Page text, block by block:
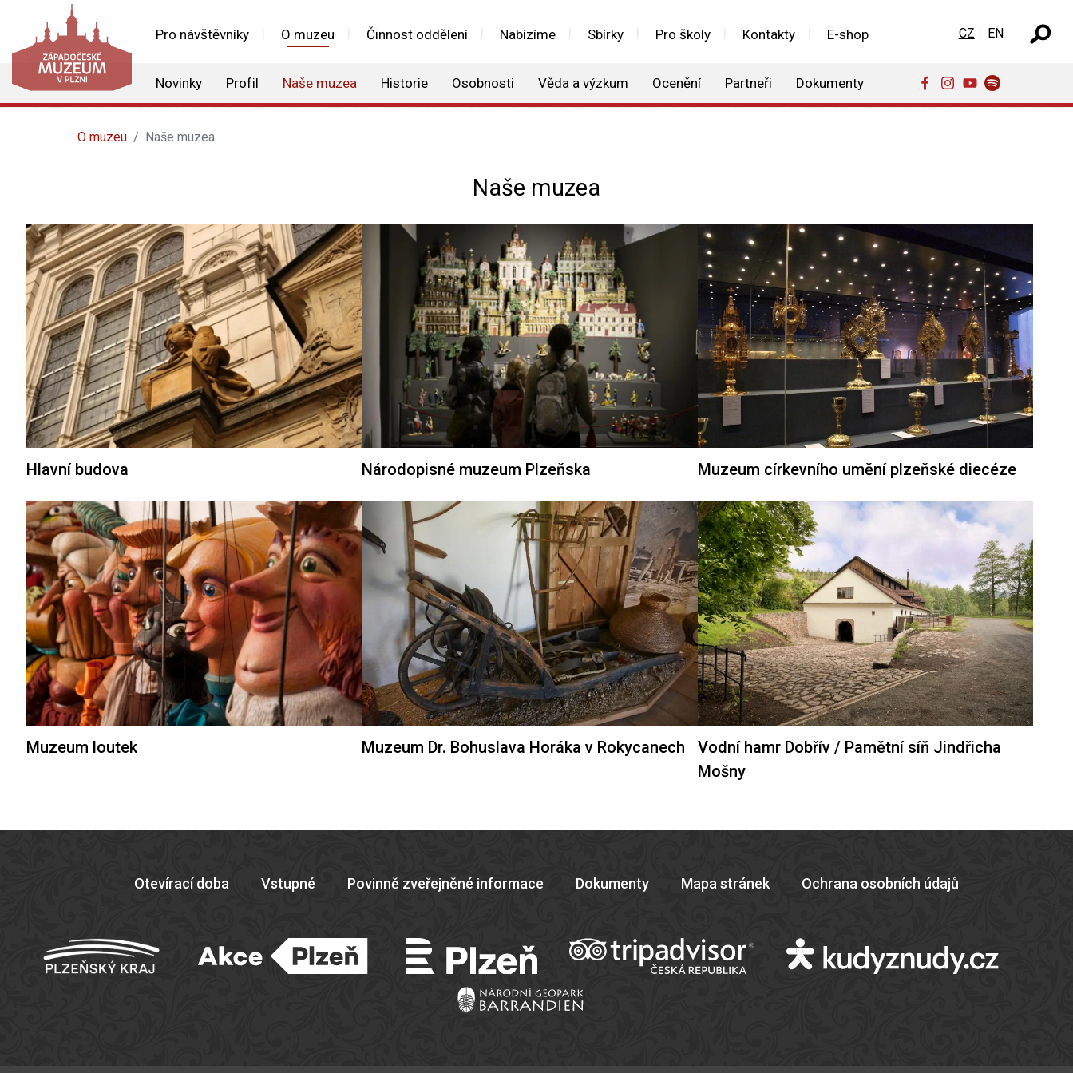
Pro návštěvníky O muzeu Činnost oddělení Nabízíme Sbírky Pro školy Kontakty E-shop
Novinky Profil Naše muzea Historie Osobnosti Věda a výzkum Ocenění Partneři Dokumenty
Zvolte jazyk
CZ EN
O muzeu Naše muzea
Naše muzea
Hlavní budova Národopisné muzeum Plzeňska Muzeum církevního umění plzeňské diecéze
Muzeum loutek Muzeum Dr. Bohuslava Horáka v Rokycanech
Vodní hamr Dobřív / Pamětní síň Jindřicha
Mošny
Otevírací doba Vstupné Povinně zveřejněné informace Dokumenty Mapa stránek Ochrana osobních údajů